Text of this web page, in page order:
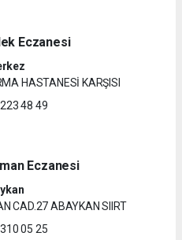
Eczanesi
HASTANESİ KARŞISI
48 49
Eczanesi
CAD.27 ABAYKAN SIIRT
05 25